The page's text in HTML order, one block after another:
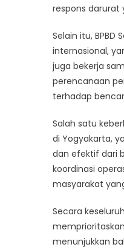
respons
Selain itu,
internasional,
juga bekerja
perencanaan
terhadap
Salah satu
di Yogyakarta,
dan efektif dari
koordinasi
masyarakat
Secara
menunjukkan